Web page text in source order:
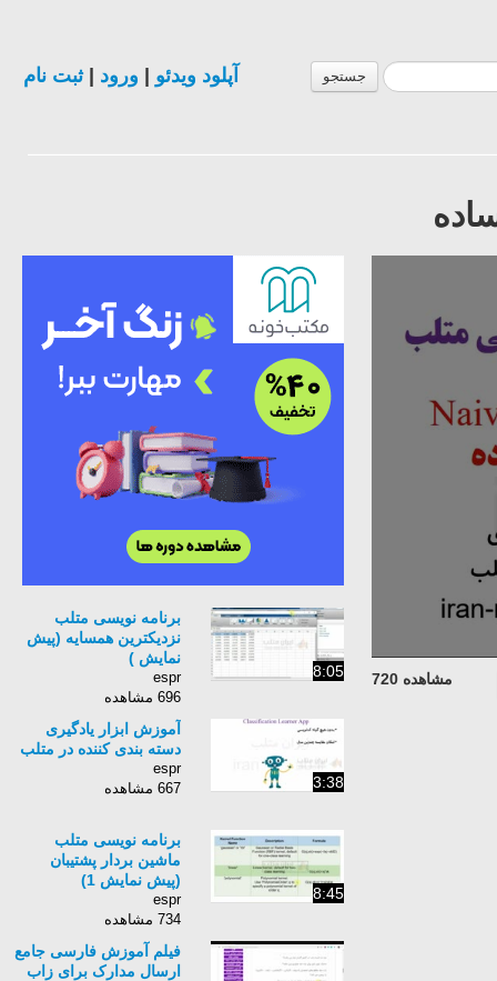
جستجو آپلود ویدئو ورود |ثبت نام
مشاهده 720 8:05
برنامه نویسی متلب
نزدیکترین همسایه (پیش
نمایش )
espr
696 مشاهده
3:38
آموزش ابزار یادگیری
دسته بندی کننده در متلب
espr
667 مشاهده
8:45
برنامه نویسی متلب
ماشین بردار پشتیبان
(پیش نمایش 1)
espr
734 مشاهده
فیلم آموزش فارسی جامع
ارسال مدارک برای زاب